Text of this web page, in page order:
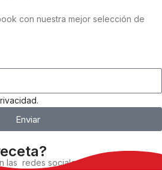
con nuestra mejor selección de
Enviar
las redes sociales, utilizando el